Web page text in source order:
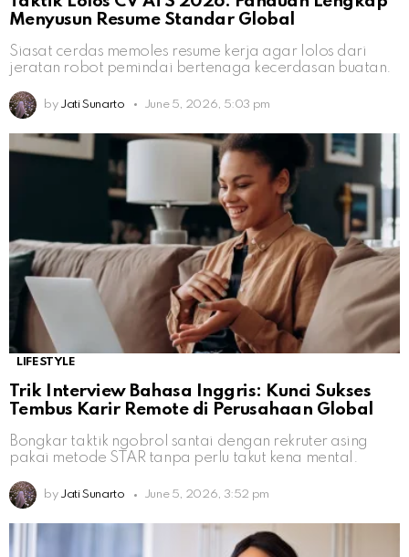
Menyusun Resume Standar Global
Siasat cerdas memoles resume kerja agar lolos dari
jeratan robot pemindai bertenaga kecerdasan buatan.
by Jati Sunarto June 5, 2026, 5:03 pm
LIFESTYLE
Trik Interview Bahasa Inggris: Kunci Sukses
Tembus Karir Remote di Perusahaan Global
Bongkar taktik ngobrol santai dengan rekruter asing
pakai metode STAR tanpa perlu takut kena mental.
by Jati Sunarto June 5, 2026, 3:52 pm